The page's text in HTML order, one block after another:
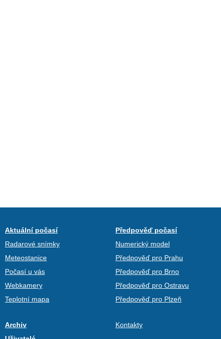
Aktuální počasí
Radarové snímky
Meteostanice
Počasí u vás
Webkamery
Teplotní mapa
Předpověď počasí
Numerický model
Předpověď pro Prahu
Předpověď pro Brno
Předpověď pro Ostravu
Předpověď pro Plzeň
Archiv
Kontakty